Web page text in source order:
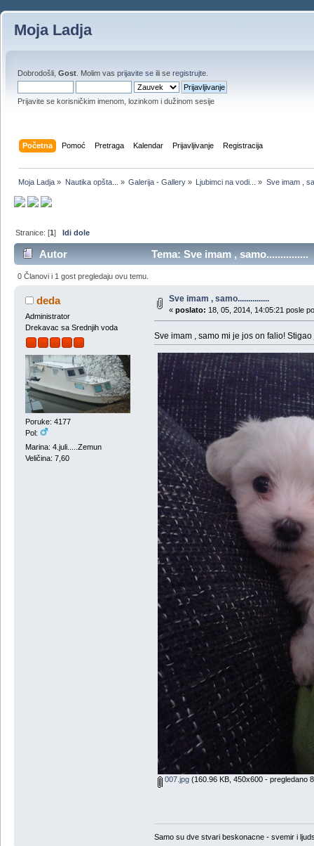
Moja Ladja
Dobrodošli, Gost . Molim vas prijavite se ili se registrujte
Prijavite se korisničkim imenom, lozinkom i dužinom sesije
Početna Pomoć Pretraga Kalendar Prijavljivanje Registracija
Moja Ladja » Nautika opšta... » Galerija - Gallery» Ljubimci na vodi... » Sve imam ,
Stranice: [1]Idi dole
Autor Tema: Sve imam ,
0 Članovi i 1 gost pregledaju ovu temu.
deda
Administrator
Drekavac sa Srednjih voda
Poruke: 4177
Pol:
Marina: 4.juli.....Zemun
Veličina: 7,60
Sve imam , samo...............
« poslato: 18, 05, 2014, 14:05:21 posle
Sve imam , samo mi je jos on falio! Stigao
007.jpg(160.96 KB, 450x600 - pregledano
Samo su dve stvari beskonacne - svemir i